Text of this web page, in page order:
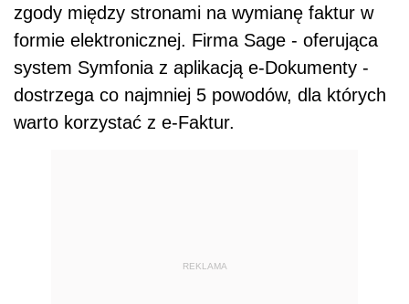
zgody między stronami na wymianę faktur w
formie elektronicznej. Firma Sage - oferująca
system Symfonia z aplikacją e-Dokumenty -
dostrzega co najmniej 5 powodów, dla których
warto korzystać z e-Faktur.
REKLAMA